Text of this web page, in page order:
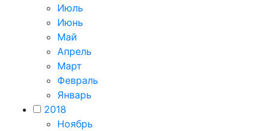
Июль
Июнь
Май
Апрель
Март
Февраль
Январь
2018
Ноябрь